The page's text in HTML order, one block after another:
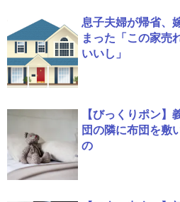
息子夫婦が帰省、
まった「この家売
いいし」
【びっくりポン】
団の隣に布団を敷
の